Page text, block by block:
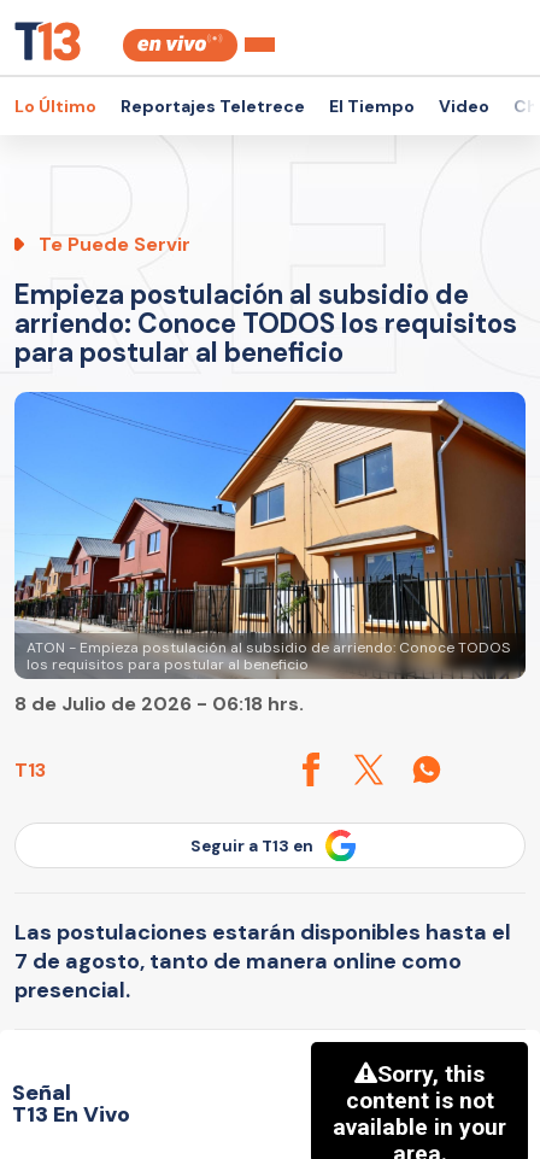
Lo Último Reportajes Teletrece El Tiempo Video
Te Puede Servir
Empieza postulación al subsidio de
arriendo: Conoce TODOS los requisitos
para postular al beneficio
ATON - Empieza postulación al subsidio de arriendo: Conoce TODOS
los requisitos para postular al beneficio
T13
8 de Julio de 2026 - 06:18 hrs.
Seguir a T13 en
Las postulaciones estarán disponibles hasta el
7 de agosto, tanto de manera online como
presencial.
Señal
T13 En Vivo